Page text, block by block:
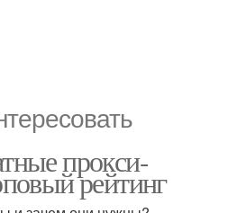
прокси-
рейтинг